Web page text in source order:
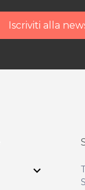
Iscriviti alla
expand_more